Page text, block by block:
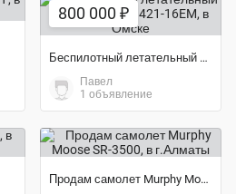
800 000 ₽
Беспилотный летательный аппарат ZALA 421-16EM
Павел
1 объявление
Продам самолет Murphy Moose SR-3500